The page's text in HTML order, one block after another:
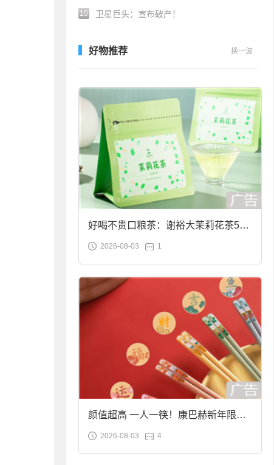
10 卫星巨头：宣布破产！
好物推荐 换一波
好喝不贵口粮茶：谢裕大茉莉花茶50g
袋装9.9元到手
2026-08-03 1
颜值超高 一人一筷！康巴赫新年限定
合金筷子大促：19.9元
2026-08-03 4